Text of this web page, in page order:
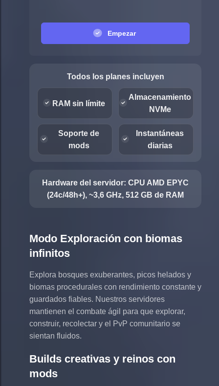
Empezar
Todos los planes incluyen
RAM sin límite
Almacenamiento
NVMe
Soporte de
mods
Instantáneas
diarias
Hardware del servidor: CPU AMD EPYC
(24c/48h+), ~3,6 GHz, 512 GB de RAM
Modo Exploración con biomas
infinitos
Explora bosques exuberantes, picos helados y
biomas procedurales con rendimiento constante y
guardados fiables. Nuestros servidores
mantienen el combate ágil para que explorar,
construir, recolectar y el PvP comunitario se
sientan fluidos.
Builds creativas y reinos con
mods